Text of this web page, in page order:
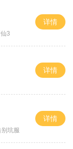
3
详情
详情
坑服
详情